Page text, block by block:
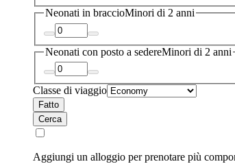
Neonati in braccioMinori di 2 anni
Neonati con posto a sedereMinori di 2 anni
Classe di viaggio
Fatto
Cerca
Aggiungi un alloggio per prenotare più